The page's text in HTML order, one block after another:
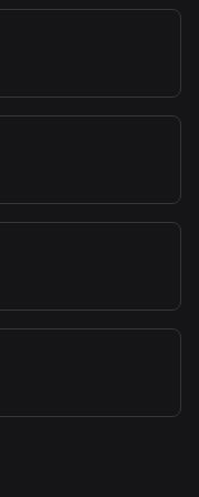
в
британского
что оно
"quid pro quo", что
в Квидхэмптоне,
"фунта" в
"баксы" для
что
числе независимо